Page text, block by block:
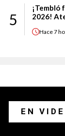
5
¡Tembló
2026!
Hace7
EN